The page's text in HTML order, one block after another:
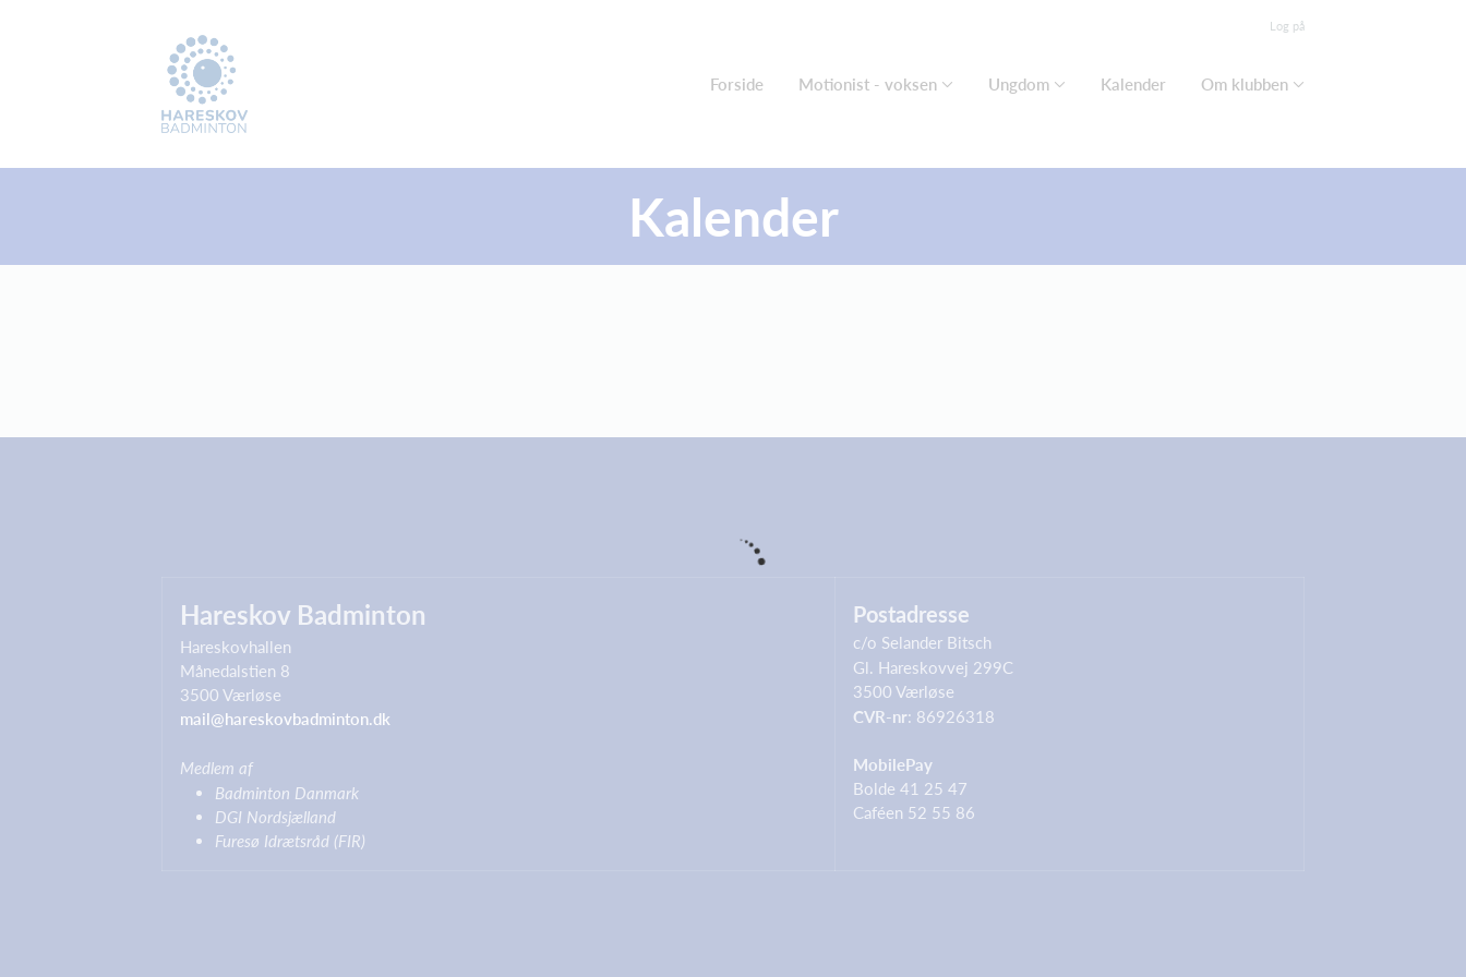
Log på
Forside Motionist - voksen Ungdom Kalender Om klubben
Kalender
Hareskov Badminton
Hareskovhallen
Månedalstien 8
3500 Værløse
mail@hareskovbadminton.dk
Medlem af
Badminton Danmark
DGI Nordsjælland
Furesø Idrætsråd (FIR)
Postadresse
c/o Selander Bitsch
Gl. Hareskovvej 299C
3500 Værløse
CVR-nr: 86926318
MobilePay
Bolde 41 25 47
Caféen 52 55 86